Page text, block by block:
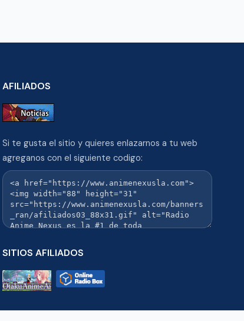
AFILIADOS
Si te gusta el sitio y quieres enlazarnos a tu web
agreganos con el siguiente codigo:
SITIOS AFILIADOS